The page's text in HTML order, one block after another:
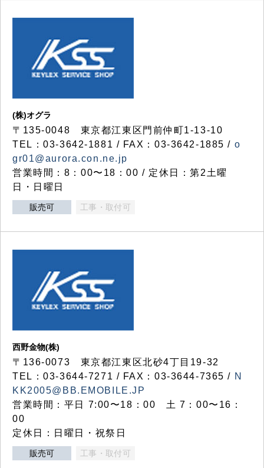
(株)オグラ
〒135-0048 東京都江東区門前仲町1-13-10
TEL：03-3642-1881 / FAX：03-3642-1885 / o
gr01@aurora.con.ne.jp
営業時間：8：00〜18：00 / 定休日：第2土曜
日・日曜日
販売可 工事・取付可
西野金物(株)
〒136-0073 東京都江東区北砂4丁目19-32
TEL：03‐3644‐7271 / FAX：03-3644-7365 / N
KK2005@BB.EMOBILE.JP
営業時間：平日 7:00〜18：00 土 7：00〜16：
00
定休日：日曜日・祝祭日
販売可 工事・取付可